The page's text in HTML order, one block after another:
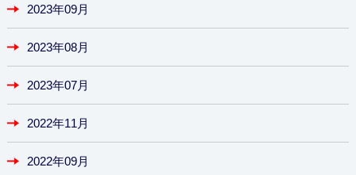
2023年09月
2023年08月
2023年07月
2022年11月
2022年09月